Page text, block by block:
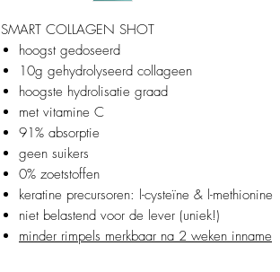
SMART COLLAGEN SHOT
hoogst gedoseerd
10g gehydrolyseerd collageen
hoogste hydrolisatie graad
met vitamine C
91% absorptie
geen suikers
0% zoetstoffen
keratine precursoren: l-cysteïne & l-methionine
niet belastend voor de lever (uniek!)
minder rimpels merkbaar na 2 weken inname